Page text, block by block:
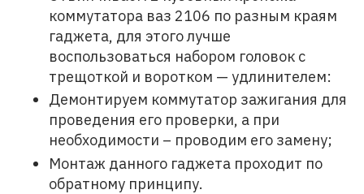
коммутатора ваз 2106 по разным краям
гаджета, для этого лучше
воспользоваться набором головок с
трещоткой и воротком — удлинителем:
Демонтируем коммутатор зажигания для
проведения его проверки, а при
необходимости – проводим его замену;
Монтаж данного гаджета проходит по
обратному принципу.